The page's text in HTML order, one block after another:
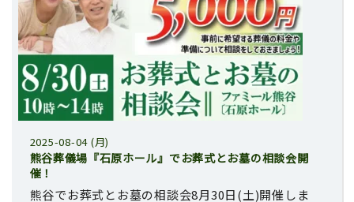
2025-08-04 (月)
熊谷葬儀場『石原ホール』でお葬式とお墓の相談会開
催！
熊谷でお葬式とお墓の相談会8月30日(土)開催しま